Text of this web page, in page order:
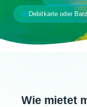
paymentsDebitkarte oder
Wie mietet